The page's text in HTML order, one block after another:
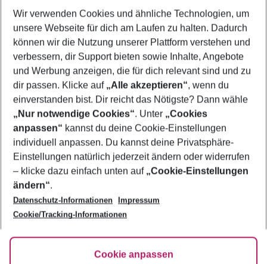
2 Erwachsene Keine Kinder
Mehr Filter anzeigen
Footer
Footer navigation
Über uns
AGB
Bestpreisgarantie
Cookie-Einstellungen ändern
Cookie-Richtlinie
Agenturbetreuung
Barrierefreies Reisen
FAQ
HanseMerkur Reiseversicherung
Folge uns
Wir verwenden Cookies und ähnliche Technologien, um
unsere Webseite für dich am Laufen zu halten. Dadurch
können wir die Nutzung unserer Plattform verstehen und
verbessern, dir Support bieten sowie Inhalte, Angebote
und Werbung anzeigen, die für dich relevant sind und zu
dir passen. Klicke auf „Alle akzeptieren“, wenn du
einverstanden bist. Dir reicht das Nötigste? Dann wähle
„Nur notwendige Cookies“. Unter „Cookies
anpassen“ kannst du deine Cookie-Einstellungen
individuell anpassen. Du kannst deine Privatsphäre-
Einstellungen natürlich jederzeit ändern oder widerrufen
– klicke dazu einfach unten auf „Cookie-Einstellungen
ändern“.
Datenschutz-Informationen
Impressum
Cookie/Tracking-Informationen
Cookie anpassen